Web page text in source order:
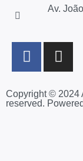
Av.
Copyright © 2024
reserved.